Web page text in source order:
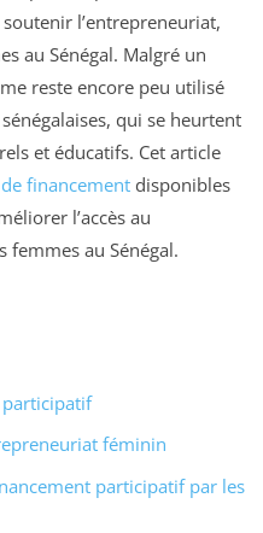
l’entrepreneuriat,
au Sénégal. Malgré un
reste encore peu utilisé
qui se heurtent
et éducatifs. Cet article
financement disponibles
l’accès au
au Sénégal.
féminin
participatif par les